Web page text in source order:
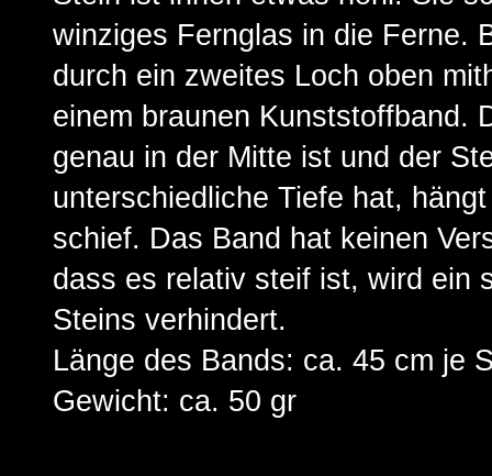
winziges Fernglas in die Ferne.
durch ein zweites Loch oben
einem braunen Kunststoffband.
genau in der Mitte ist und der
unterschiedliche Tiefe hat,
schief. Das Band hat keinen
dass es relativ steif ist, wird ein
Steins verhindert.
Länge des Bands: ca. 45 cm je
Gewicht: ca. 50 gr